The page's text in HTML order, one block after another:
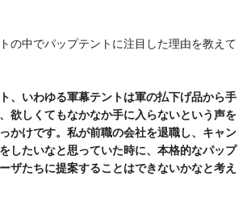
の中でパップテントに注目した理由を教えて
、いわゆる軍幕テントは軍の払下げ品から手
欲しくてもなかなか手に入らないという声を
かけです。私が前職の会社を退職し、キャン
したいなと思っていた時に、本格的なパップ
ザたちに提案することはできないかなと考え